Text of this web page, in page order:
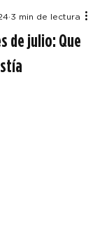
de julio: Que
3 min de lectura